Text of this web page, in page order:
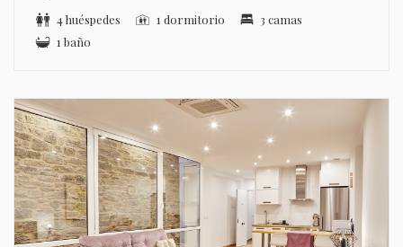
4 huéspedes 1 dormitorio
3 camas
1 baño